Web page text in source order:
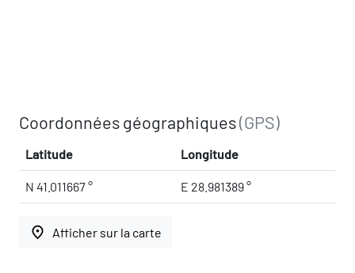
Coordonnées géographiques(GPS)
Latitude Longitude
N 41.011667 ° E 28.981389 °
place Afficher sur la carte